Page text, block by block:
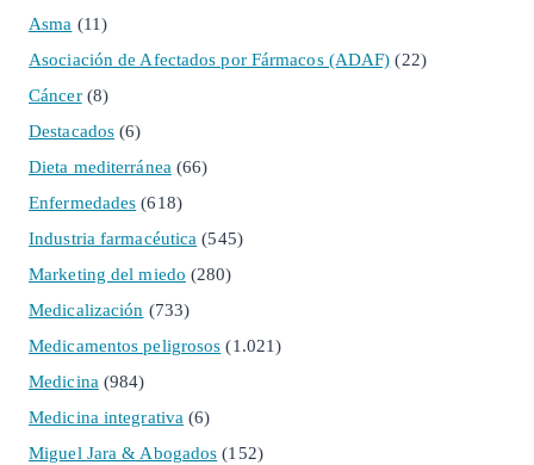
Asma (11)
Asociación de Afectados por Fármacos (ADAF) (22)
Cáncer(8)
Destacados (6)
Dieta mediterránea (66)
Enfermedades (618)
Industria farmacéutica (545)
Marketing del miedo (280)
Medicalización (733)
Medicamentos peligrosos (1.021)
Medicina (984)
Medicina integrativa (6)
Miguel Jara & Abogados (152)